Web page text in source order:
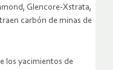
Glencore-Xstrata,
carbón de minas de
los yacimientos de